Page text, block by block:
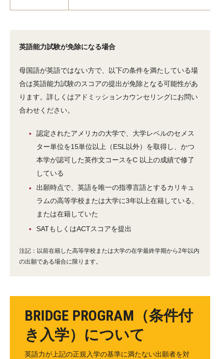
英語能力試験が免除になる場合
母国語が英語ではない方で、以下の条件を満たしている場
合は英語能力試験のスコアの提出が免除となる可能性があ
ります。詳しくはアドミッションカウンセリングにお問い
合わせください。
認定されたアメリカの大学で、大学レベルのセメス
ター単位を15単位以上（ESL以外）を取得し、かつ
本学が認可した英作文コースをC 以上の成績で修了
している
出願時点で、英語を唯一の指導言語とするカリキュ
ラムの高等学校または大学に3年以上在籍している、
または在籍していた
SATもしくはACTスコアを提出
注記：以前在籍した高等学校または大学の在学最終学期から2年以内
の出願である場合に限ります。
BRIDGE PROGRAM（条件付
き入学）について
英語力が上記の正規入学の基準に満たない出願者を対